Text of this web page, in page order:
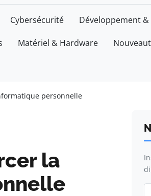
Cybersécurité Développement
Matériel & Hardware
personnelle
la